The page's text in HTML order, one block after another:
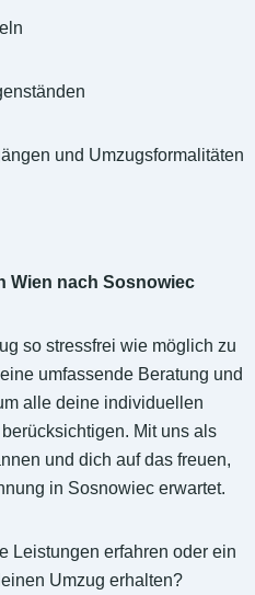
und Umzugsformalitäten
Wien nach Sosnowiec
so stressfrei wie möglich zu
umfassende Beratung und
alle deine individuellen
Mit uns als
und dich auf das freuen,
in Sosnowiec erwartet.
Leistungen erfahren oder ein
Umzug erhalten?